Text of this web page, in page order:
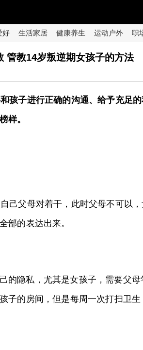
好 生活家居 健康养生 运动户外 职
管教14岁叛逆期女孩子的方法
孩子进行正确的沟通、给予充足
样。
己父母对着干，此时父母不可以
部的表达出来。
的隐私，尤其是女孩子，需要父
子的房间，但是每周一次打扫卫生